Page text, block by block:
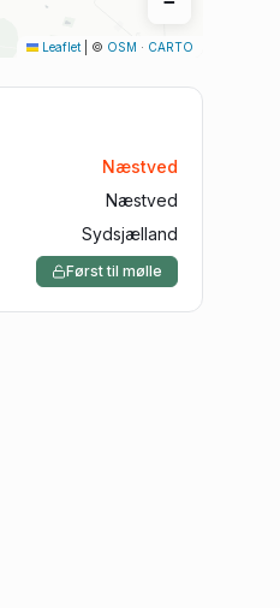
Vejle
Leaflet © OSM · CARTO
Næstved
Næstved
Sydsjælland
Først til mølle